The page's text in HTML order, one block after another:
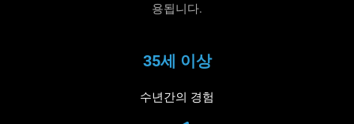
용됩니다.
35세 이상
수년간의 경험